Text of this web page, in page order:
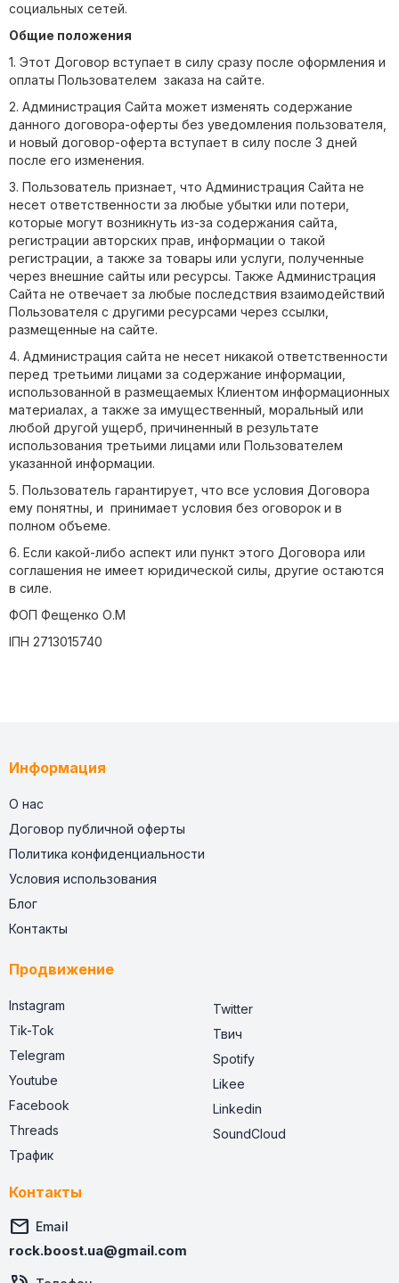
социальных сетей.
Общие положения
1. Этот Договор вступает в силу сразу после оформления и
оплаты Пользователем заказа на сайте.
2. Администрация Сайта может изменять содержание
данного договора-оферты без уведомления пользователя,
и новый договор-оферта вступает в силу после 3 дней
после его изменения.
3. Пользователь признает, что Администрация Сайта не
несет ответственности за любые убытки или потери,
которые могут возникнуть из-за содержания сайта,
регистрации авторских прав, информации о такой
регистрации, а также за товары или услуги, полученные
через внешние сайты или ресурсы. Также Администрация
Сайта не отвечает за любые последствия взаимодействий
Пользователя с другими ресурсами через ссылки,
размещенные на сайте.
4. Администрация сайта не несет никакой ответственности
перед третьими лицами за содержание информации,
использованной в размещаемых Клиентом информационных
материалах, а также за имущественный, моральный или
любой другой ущерб, причиненный в результате
использования третьими лицами или Пользователем
указанной информации.
5. Пользователь гарантирует, что все условия Договора
ему понятны, и принимает условия без оговорок и в
полном объеме.
6. Если какой-либо аспект или пункт этого Договора или
соглашения не имеет юридической силы, другие остаются
в силе.
ФОП Фещенко О.М
ІПН 2713015740
Информация
О нас
Договор публичной оферты
Политика конфиденциальности
Условия использования
Блог
Контакты
Продвижение
Instagram
Tik-Tok
Telegram
Youtube
Facebook
Threads
Трафик
Twitter
Твич
Spotify
Likee
Linkedin
SoundCloud
Контакты
 Email
rock.boost.ua@gmail.com